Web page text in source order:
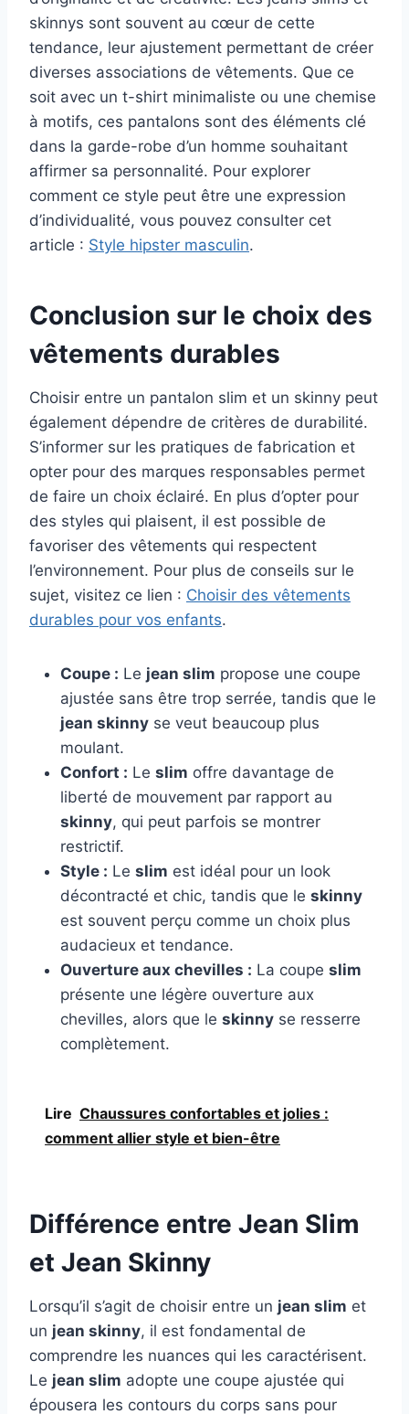
skinnys sont souvent au cœur de cette
tendance, leur ajustement permettant de créer
diverses associations de vêtements. Que ce
soit avec un t-shirt minimaliste ou une chemise
à motifs, ces pantalons sont des éléments clé
dans la garde-robe d’un homme souhaitant
affirmer sa personnalité. Pour explorer
comment ce style peut être une expression
d’individualité, vous pouvez consulter cet
article : Style hipster masculin.
Conclusion sur le choix des
vêtements durables
Choisir entre un pantalon slim et un skinny peut
également dépendre de critères de durabilité.
S’informer sur les pratiques de fabrication et
opter pour des marques responsables permet
de faire un choix éclairé. En plus d’opter pour
des styles qui plaisent, il est possible de
favoriser des vêtements qui respectent
l’environnement. Pour plus de conseils sur le
sujet, visitez ce lien : Choisir des vêtements
durables pour vos enfants.
Coupe : Le jean slim propose une coupe
ajustée sans être trop serrée, tandis que le
jean skinny se veut beaucoup plus
moulant.
Confort : Le slim offre davantage de
liberté de mouvement par rapport au
skinny, qui peut parfois se montrer
restrictif.
Style : Le slim est idéal pour un look
décontracté et chic, tandis que le skinny
est souvent perçu comme un choix plus
audacieux et tendance.
Ouverture aux chevilles : La coupe slim
présente une légère ouverture aux
chevilles, alors que le skinny se resserre
complètement.
Lire Chaussures confortables et jolies :
comment allier style et bien-être
Différence entre Jean Slim
et Jean Skinny
Lorsqu’il s’agit de choisir entre un jean slim et
un jean skinny, il est fondamental de
comprendre les nuances qui les caractérisent.
Le jean slim adopte une coupe ajustée qui
épousera les contours du corps sans pour